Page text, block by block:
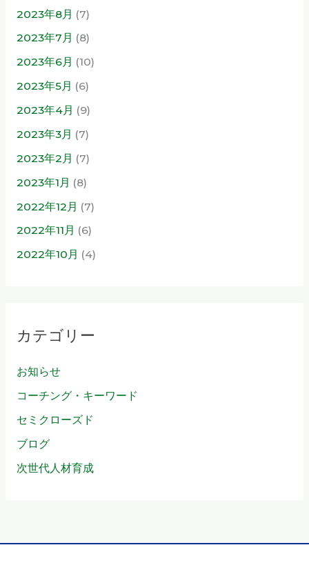
2023年8月 (7)
2023年7月 (8)
2023年6月 (10)
2023年5月 (6)
2023年4月 (9)
2023年3月 (7)
2023年2月 (7)
2023年1月 (8)
2022年12月 (7)
2022年11月 (6)
2022年10月 (4)
カテゴリー
お知らせ
コーチング・キーワード
セミクローズド
ブログ
次世代人材育成